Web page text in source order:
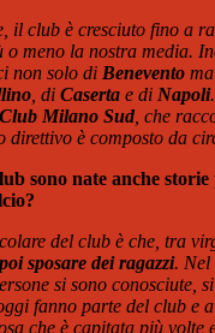
il club è cresciuto fino a
o meno la nostra media.
non solo di Benevento
, di Caserta e di Napoli
Milano Sud , che
direttivo è composto da
sono nate anche
del club è che, tra
sposare dei ragazzi. Nel
si sono conosciute,
fanno parte del club e
che è capitata più volte